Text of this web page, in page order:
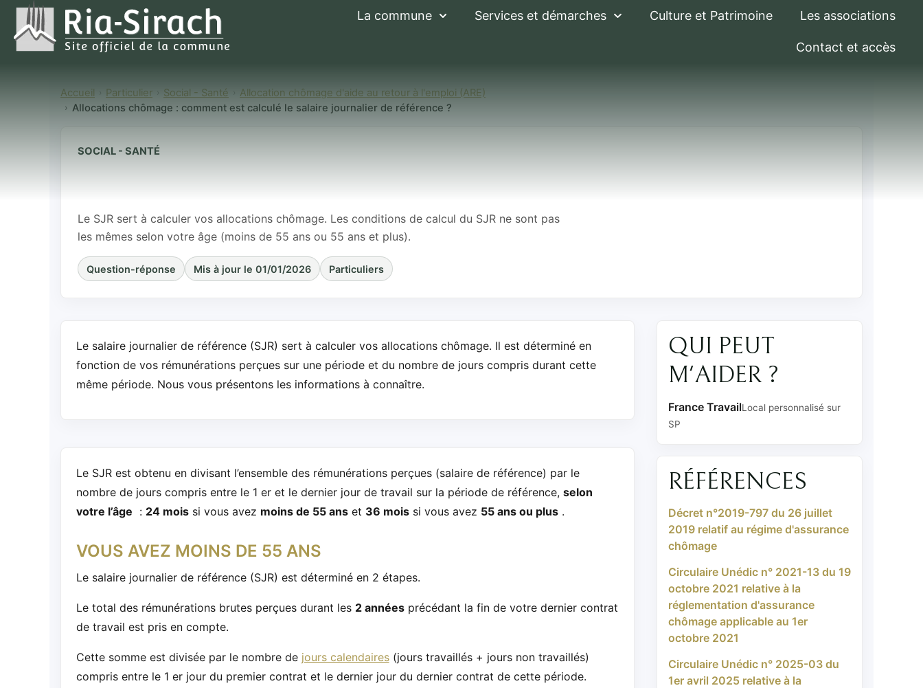
La commune Services et démarches Culture et Patrimoine Les associations
Contact et accès
Accueil Particulier Social - Santé
Allocation chômage d'aide au retour à l'emploi (ARE)
Allocations chômage : comment est calculé le salaire journalier de référence ?
SOCIAL - SANTÉ
Allocations chômage : comment est calculé le
salaire journalier de référence ?
Le SJR sert à calculer vos allocations chômage. Les conditions de calcul du SJR ne sont pas
les mêmes selon votre âge (moins de 55 ans ou 55 ans et plus).
Question-réponse Mis à jour le 01/01/2026 Particuliers
Le salaire journalier de référence (SJR) sert à calculer vos allocations chômage. Il est déterminé en
fonction de vos rémunérations perçues sur une période et du nombre de jours compris durant cette
même période. Nous vous présentons les informations à connaître.
Le SJR est obtenu en divisant l’ensemble des rémunérations perçues (salaire de référence) par le
nombre de jours compris entre le 1 er et le dernier jour de travail sur la période de référence, selon
votre l’âge : 24 moissi vous avez moins de 55 anset 36 moissi vous avez 55 ans ou plus.
VOUS AVEZ MOINS DE 55 ANS
Le salaire journalier de référence (SJR) est déterminé en 2 étapes.
Le total des rémunérations brutes perçues durant les 2 annéesprécédant la fin de votre dernier contrat
de travail est pris en compte.
Cette somme est divisée par le nombre de jours calendaires(jours travaillés + jours non travaillés)
compris entre le 1 er jour du premier contrat et le dernier jour du dernier contrat de cette période.
QUI PEUT
M'AIDER ?
France TravailLocal personnalisé sur
SP
RÉFÉRENCES
Décret n°2019-797 du 26 juillet
2019 relatif au régime d'assurance
chômage
Circulaire Unédic n° 2021-13 du 19
octobre 2021 relative à la
réglementation d'assurance
chômage applicable au 1er
octobre 2021
Circulaire Unédic n° 2025-03 du
1er avril 2025 relative à la